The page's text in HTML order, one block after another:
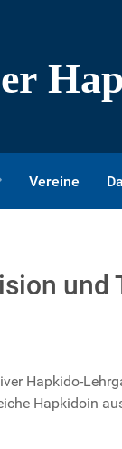
Vereine
und
Hapkido-
Hapkidoin